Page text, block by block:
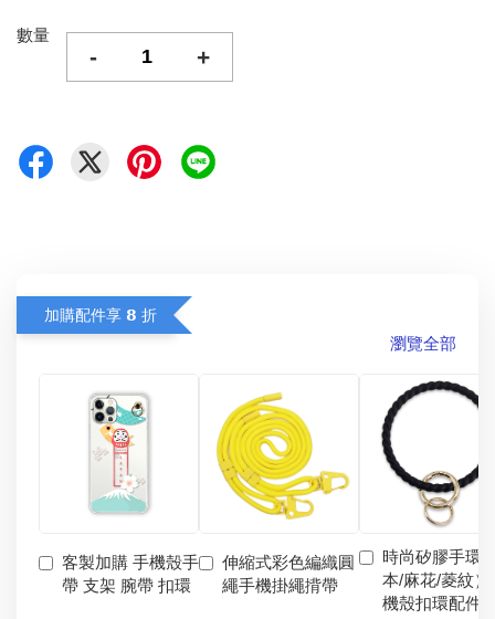
數量
- +
加購配件享 𝟴 折
瀏覽全部
客製加購 手機殼手
帶 支架 腕帶 扣環
伸縮式彩色編織圓
繩手機掛繩揹帶
時尚矽膠手環
本/麻花/菱紋）
機殼扣環配件